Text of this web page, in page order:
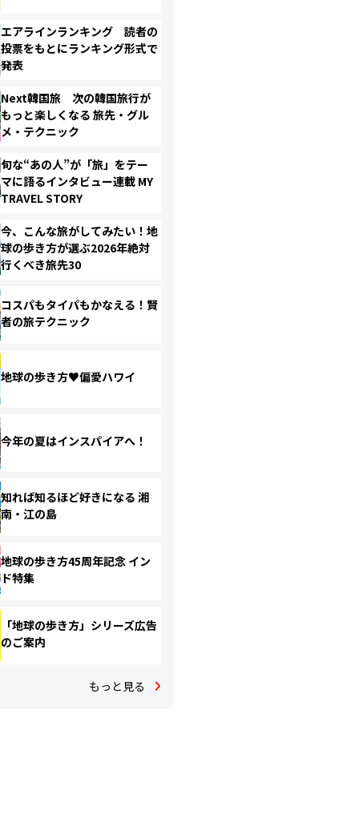
エアラインランキング 読者の
投票をもとにランキング形式で
発表
Next韓国旅 次の韓国旅行が
もっと楽しくなる 旅先・グル
メ・テクニック
旬な“あの人”が「旅」をテー
マに語るインタビュー連載 MY
TRAVEL STORY
今、こんな旅がしてみたい！地
球の歩き方が選ぶ2026年絶対
行くべき旅先30
コスパもタイパもかなえる！賢
者の旅テクニック
地球の歩き方♥偏愛ハワイ
今年の夏はインスパイアへ！
知れば知るほど好きになる 湘
南・江の島
地球の歩き方45周年記念 イン
ド特集
「地球の歩き方」シリーズ広告
のご案内
もっと見る